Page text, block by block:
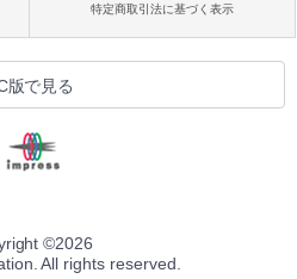
特定商取引法に基づく表示
版で見る
©2026
All rights reserved.